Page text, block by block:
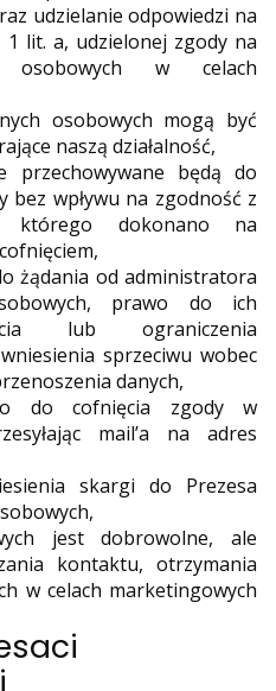
udzielanie odpowiedzi na
lit. a, udzielonej zgody na
osobowych w celach
osobowych mogą być
naszą działalność,
przechowywane będą do
bez wpływu na zgodność z
którego dokonano na
żądania od administratora
prawo do ich
lub ograniczenia
sprzeciwu wobec
danych,
do cofnięcia zgody w
mail’a na adres
skargi do Prezesa
jest dobrowolne, ale
kontaktu, otrzymania
w celach marketingowych